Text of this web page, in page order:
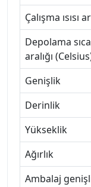
Çalışma ısısı
Depolama
aralığı
Genişlik
Derinlik
Yükseklik
Ağırlık
Ambalaj